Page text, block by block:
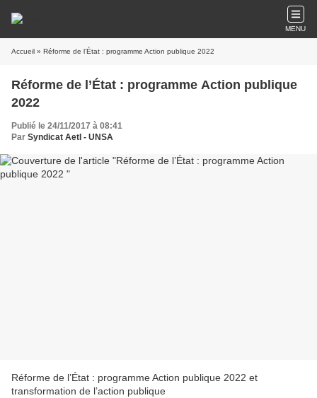
MENU
Accueil » Réforme de l’État : programme Action publique 2022
Réforme de l’État : programme Action publique
2022
Publié le 24/11/2017 à 08:41
Par Syndicat AetI - UNSA
Réforme de l’État : programme Action publique 2022 et
transformation de l’action publique